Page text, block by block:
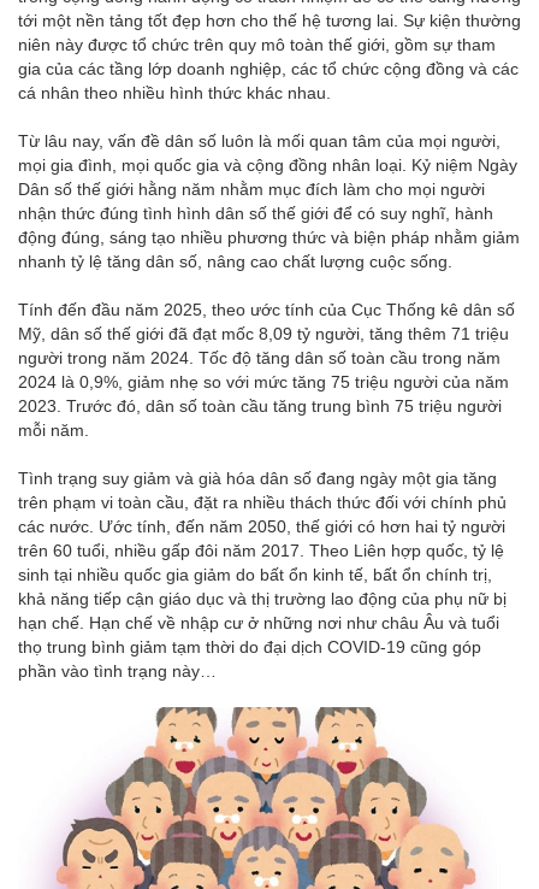
tới một nền tảng tốt đẹp hơn cho thế hệ tương lai. Sự kiện thường
niên này được tổ chức trên quy mô toàn thế giới, gồm sự tham
gia của các tầng lớp doanh nghiệp, các tổ chức cộng đồng và các
cá nhân theo nhiều hình thức khác nhau.
Từ lâu nay, vấn đề dân số luôn là mối quan tâm của mọi người,
mọi gia đình, mọi quốc gia và cộng đồng nhân loại. Kỷ niệm Ngày
Dân số thế giới hằng năm nhằm mục đích làm cho mọi người
nhận thức đúng tình hình dân số thế giới để có suy nghĩ, hành
động đúng, sáng tạo nhiều phương thức và biện pháp nhằm giảm
nhanh tỷ lệ tăng dân số, nâng cao chất lượng cuộc sống.
Tính đến đầu năm 2025, theo ước tính của Cục Thống kê dân số
Mỹ, dân số thế giới đã đạt mốc 8,09 tỷ người, tăng thêm 71 triệu
người trong năm 2024. Tốc độ tăng dân số toàn cầu trong năm
2024 là 0,9%, giảm nhẹ so với mức tăng 75 triệu người của năm
2023. Trước đó, dân số toàn cầu tăng trung bình 75 triệu người
mỗi năm.
Tình trạng suy giảm và già hóa dân số đang ngày một gia tăng
trên phạm vi toàn cầu, đặt ra nhiều thách thức đối với chính phủ
các nước. Ước tính, đến năm 2050, thế giới có hơn hai tỷ người
trên 60 tuổi, nhiều gấp đôi năm 2017. Theo Liên hợp quốc, tỷ lệ
sinh tại nhiều quốc gia giảm do bất ổn kinh tế, bất ổn chính trị,
khả năng tiếp cận giáo dục và thị trường lao động của phụ nữ bị
hạn chế. Hạn chế về nhập cư ở những nơi như châu Âu và tuổi
thọ trung bình giảm tạm thời do đại dịch COVID-19 cũng góp
phần vào tình trạng này…